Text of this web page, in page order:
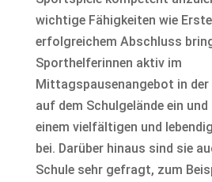
wichtige Fähigkeiten wie
erfolgreichem Abschluss
Sporthelferinnen aktiv im
Mittagspausenangebot in
auf dem Schulgelände ein
einem vielfältigen und
bei. Darüber hinaus sind sie
Schule sehr gefragt, zum